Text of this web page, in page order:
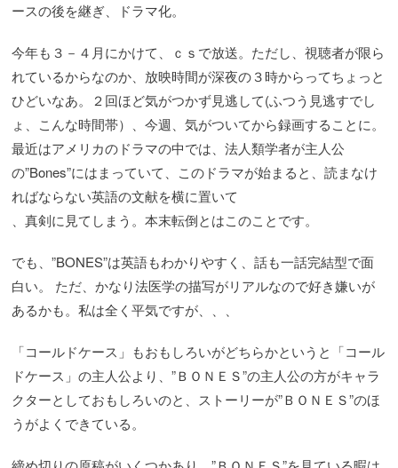
ースの後を継ぎ、ドラマ化。
今年も３－４月にかけて、ｃｓで放送。ただし、視聴者が限ら
れているからなのか、放映時間が深夜の３時からってちょっと
ひどいなあ。２回ほど気がつかず見逃して(ふつう見逃すでし
ょ、こんな時間帯）、今週、気がついてから録画することに。
最近はアメリカのドラマの中では、法人類学者が主人公
の”Bones”にはまっていて、このドラマが始まると、読まなけ
ればならない英語の文献を横に置いて
、真剣に見てしまう。本末転倒とはこのことです。
でも、”BONES”は英語もわかりやすく、話も一話完結型で面
白い。 ただ、かなり法医学の描写がリアルなので好き嫌いが
あるかも。私は全く平気ですが、、、
「コールドケース」もおもしろいがどちらかというと「コール
ドケース」の主人公より、”ＢＯＮＥＳ”の主人公の方がキャラ
クターとしておもしろいのと、ストーリーが”ＢＯＮＥＳ”のほ
うがよくできている。